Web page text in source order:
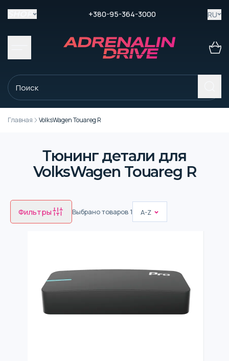
+380-95-364-3000 RU
Главная VolksWagen Touareg R
Тюнинг детали для
VolksWagen Touareg R
Фильтры Выбрано товаров 1 A-Z